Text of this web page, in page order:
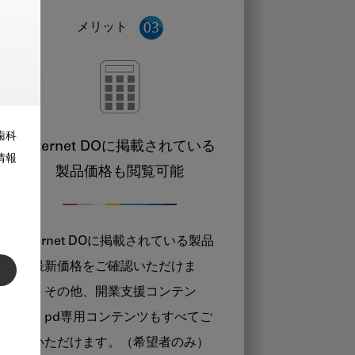
科
報
メリット
Internet DOに掲載されている
製品価格も閲覧可能
Internet DOに掲載されている製品
の最新価格をご確認いただけま
す。その他、開業支援コンテン
ツ、pd専用コンテンツもすべてご
覧いただけます。（希望者のみ）